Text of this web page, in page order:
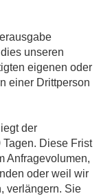
unseren
eigenen oder
einer Drittperson
der
Diese Frist
Anfragevolumen,
oder weil wir
verlängern. Sie